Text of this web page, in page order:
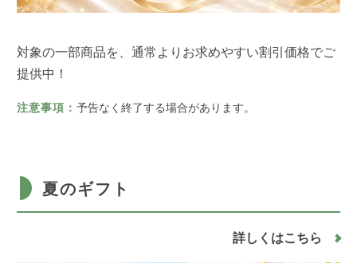
対象の一部商品を、通常よりお求めやすい割引価格でご
提供中！
注意事項： 予告なく終了する場合があります。
夏のギフト
詳しくはこちら